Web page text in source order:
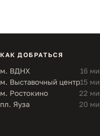
КАК ДОБРАТЬСЯ
м. ВДНХ
16
м. Выставочный центр15
м. Ростокино
22
пл. Яуза
20